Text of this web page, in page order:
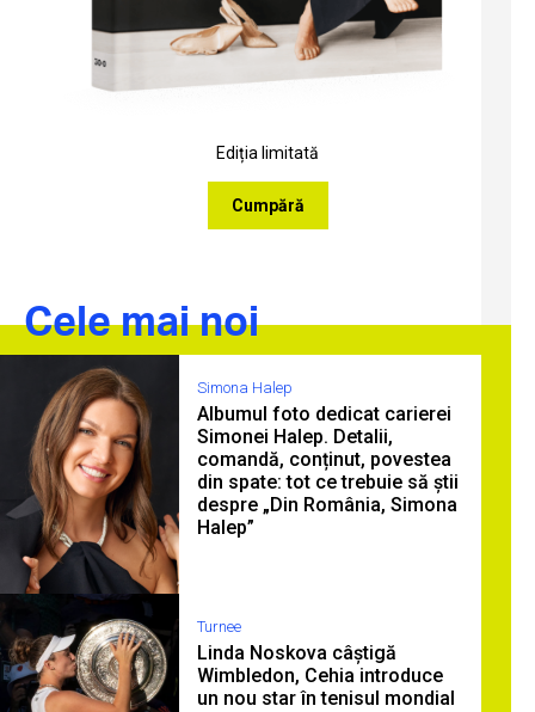
Ediția limitată
Cumpără
Cele mai noi
Simona Halep
Albumul foto dedicat carierei
Simonei Halep. Detalii,
comandă, conținut, povestea
din spate: tot ce trebuie să știi
despre „Din România, Simona
Halep”
Turnee
Linda Noskova câștigă
Wimbledon, Cehia introduce
un nou star în tenisul mondial